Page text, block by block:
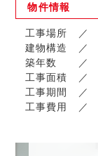
物件情報
工事場所
建物構造
築年数
工事面積
工事期間
工事費用